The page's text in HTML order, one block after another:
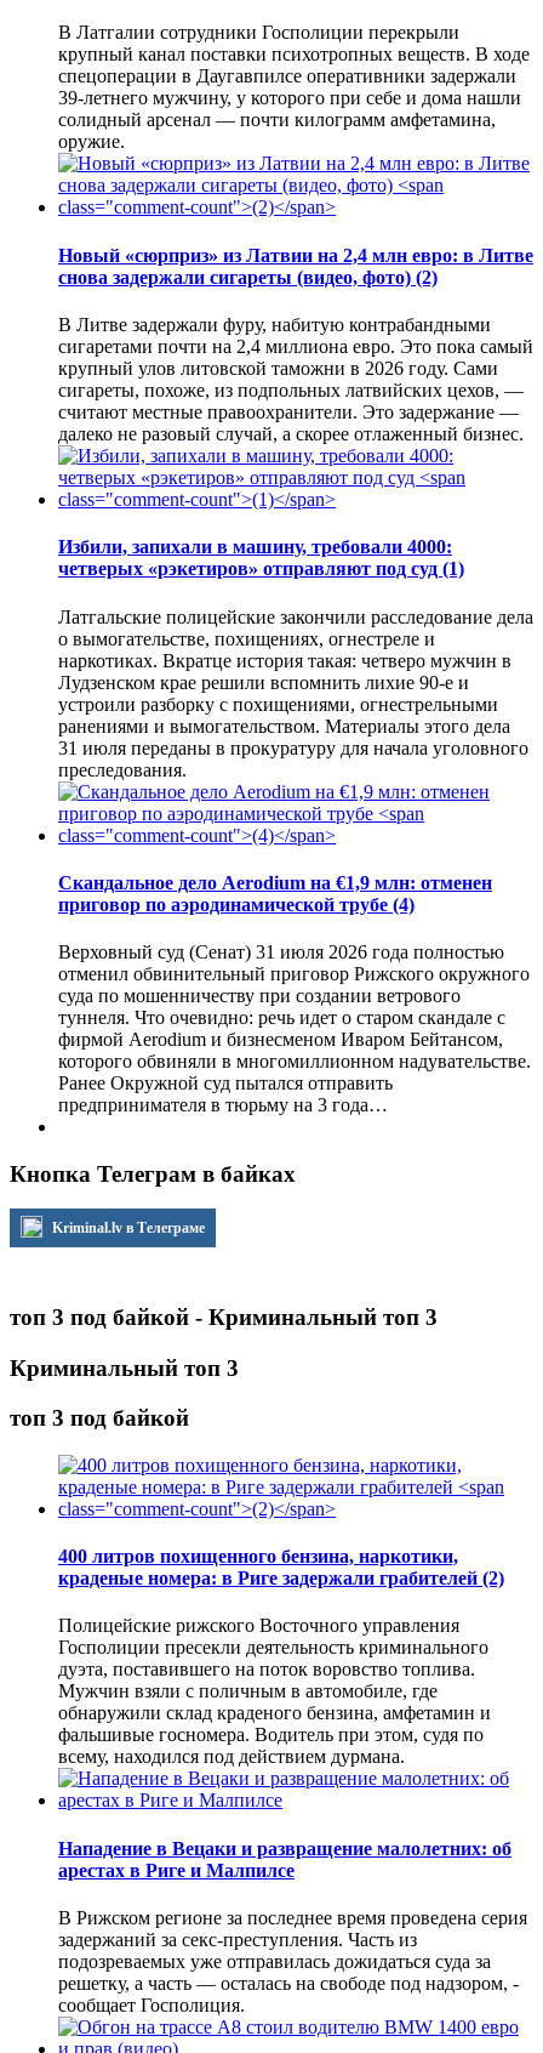
В Латгалии сотрудники Госполиции перекрыли
крупный канал поставки психотропных веществ. В ходе
спецоперации в Даугавпилсе оперативники задержали
39-летнего мужчину, у которого при себе и дома нашли
солидный арсенал — почти килограмм амфетамина,
оружие.
Новый «сюрприз» из Латвии на 2,4 млн евро: в Литве
снова задержали сигареты (видео, фото) (2)
В Литве задержали фуру, набитую контрабандными
сигаретами почти на 2,4 миллиона евро. Это пока самый
крупный улов литовской таможни в 2026 году. Сами
сигареты, похоже, из подпольных латвийских цехов, —
считают местные правоохранители. Это задержание —
далеко не разовый случай, а скорее отлаженный бизнес.
Избили, запихали в машину, требовали 4000:
четверых «рэкетиров» отправляют под суд (1)
Латгальские полицейские закончили расследование дела
о вымогательстве, похищениях, огнестреле и
наркотиках. Вкратце история такая: четверо мужчин в
Лудзенском крае решили вспомнить лихие 90-е и
устроили разборку с похищениями, огнестрельными
ранениями и вымогательством. Материалы этого дела
31 июля переданы в прокуратуру для начала уголовного
преследования.
Скандальное дело Aerodium на €1,9 млн: отменен
приговор по аэродинамической трубе (4)
Верховный суд (Сенат) 31 июля 2026 года полностью
отменил обвинительный приговор Рижского окружного
суда по мошенничеству при создании ветрового
туннеля. Что очевидно: речь идет о старом скандале с
фирмой Aerodium и бизнесменом Иваром Бейтансом,
которого обвиняли в многомиллионном надувательстве.
Ранее Окружной суд пытался отправить
предпринимателя в тюрьму на 3 года…
Кнопка Телеграм в байках
Kriminal.lv в Телеграме
топ 3 под байкой - Криминальный топ 3
Криминальный топ 3
топ 3 под байкой
400 литров похищенного бензина, наркотики,
краденые номера: в Риге задержали грабителей (2)
Полицейские рижского Восточного управления
Госполиции пресекли деятельность криминального
дуэта, поставившего на поток воровство топлива.
Мужчин взяли с поличным в автомобиле, где
обнаружили склад краденого бензина, амфетамин и
фальшивые госномера. Водитель при этом, судя по
всему, находился под действием дурмана.
Нападение в Вецаки и развращение малолетних: об
арестах в Риге и Малпилсе
В Рижском регионе за последнее время проведена серия
задержаний за секс-преступления. Часть из
подозреваемых уже отправилась дожидаться суда за
решетку, а часть — осталась на свободе под надзором, -
сообщает Госполиция.